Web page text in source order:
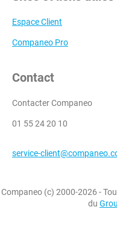
Espace Client
Companeo Pro
Contact
Contacter Companeo
01 55 24 20 10
service-
Companeo (c) 2000-2026 -
du